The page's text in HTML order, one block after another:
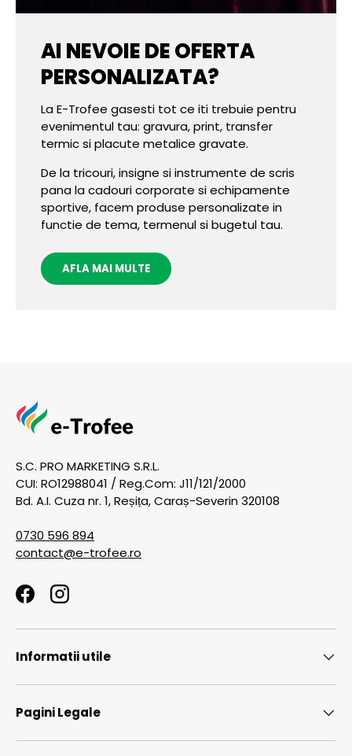
AI NEVOIE DE OFERTA
PERSONALIZATA?
La E-Trofee gasesti tot ce iti trebuie pentru
evenimentul tau: gravura, print, transfer
termic si placute metalice gravate.
De la tricouri, insigne si instrumente de scris
pana la cadouri corporate si echipamente
sportive, facem produse personalizate in
functie de tema, termenul si bugetul tau.
AFLA MAI MULTE
S.C. PRO MARKETING S.R.L.
CUI: RO12988041 / Reg.Com: J11/121/2000
Bd. A.I. Cuza nr. 1, Reșița, Caraș-Severin 320108
0730 596 894
contact@e-trofee.ro
FacebookInstagram
Informatii utile
Pagini Legale